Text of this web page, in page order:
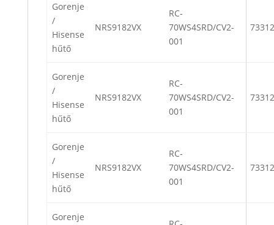
Gorenje
/
Hisense
hűtő
NRS9182VX
RC-
70WS4SRD/CV2-
001
Gorenje
/
Hisense
hűtő
NRS9182VX
RC-
70WS4SRD/CV2-
001
Gorenje
/
Hisense
hűtő
NRS9182VX
RC-
70WS4SRD/CV2-
001
Gorenje